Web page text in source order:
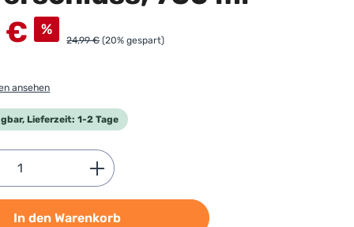
€ %
24,99 € (20% gespart)
ansehen
Lieferzeit: 1-2 Tage
Gib den gewünschten Wert ein
In den Warenkorb